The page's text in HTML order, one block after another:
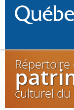
Répertoire
culturel du